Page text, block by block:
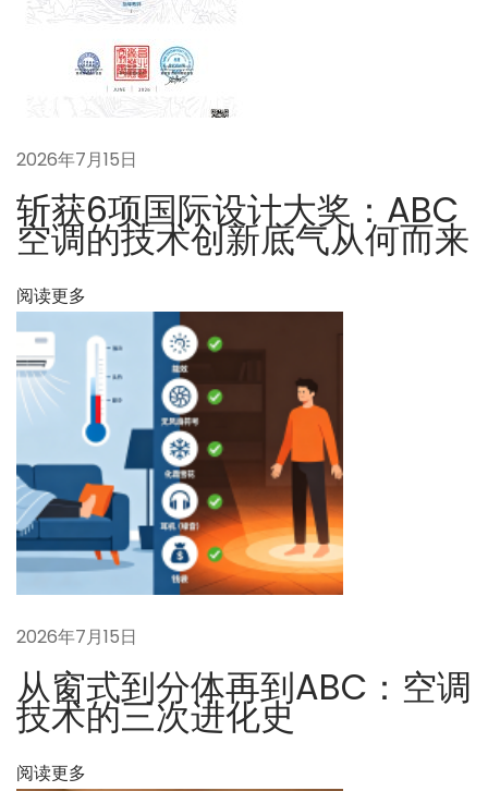
小
中
国
“
温
度
经
济
学
兴
起
下
一
篇
：
从
科
大
“
体
发
”
2026年7月15日
斩获6项国际设计大奖：ABC
空调的技术创新底气从何而来
阅读更多
2026年7月15日
从窗式到分体再到ABC：空调
技术的三次进化史
阅读更多